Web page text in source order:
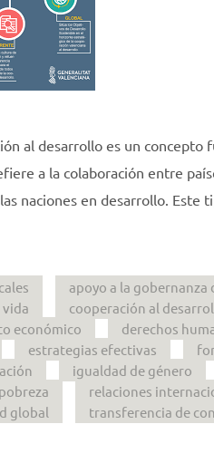
al desarrollo es un
a la colaboración entre
naciones en desarrollo. Este
apoyo a la gobernanza
vida
cooperación al
económico
derechos
estrategias efectivas
igualdad de género
relaciones
global
transferencia de